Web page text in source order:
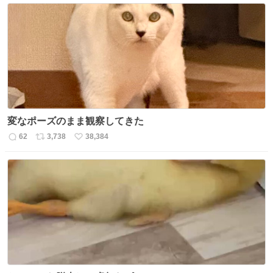
変なポーズのまま観察してきた
返
数
62
リ
数
3,738
い
38,384